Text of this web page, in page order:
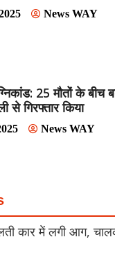
News WAY
25 मौतों के
से गिरफ्तार किया
News WAY
कार में लगी आग,